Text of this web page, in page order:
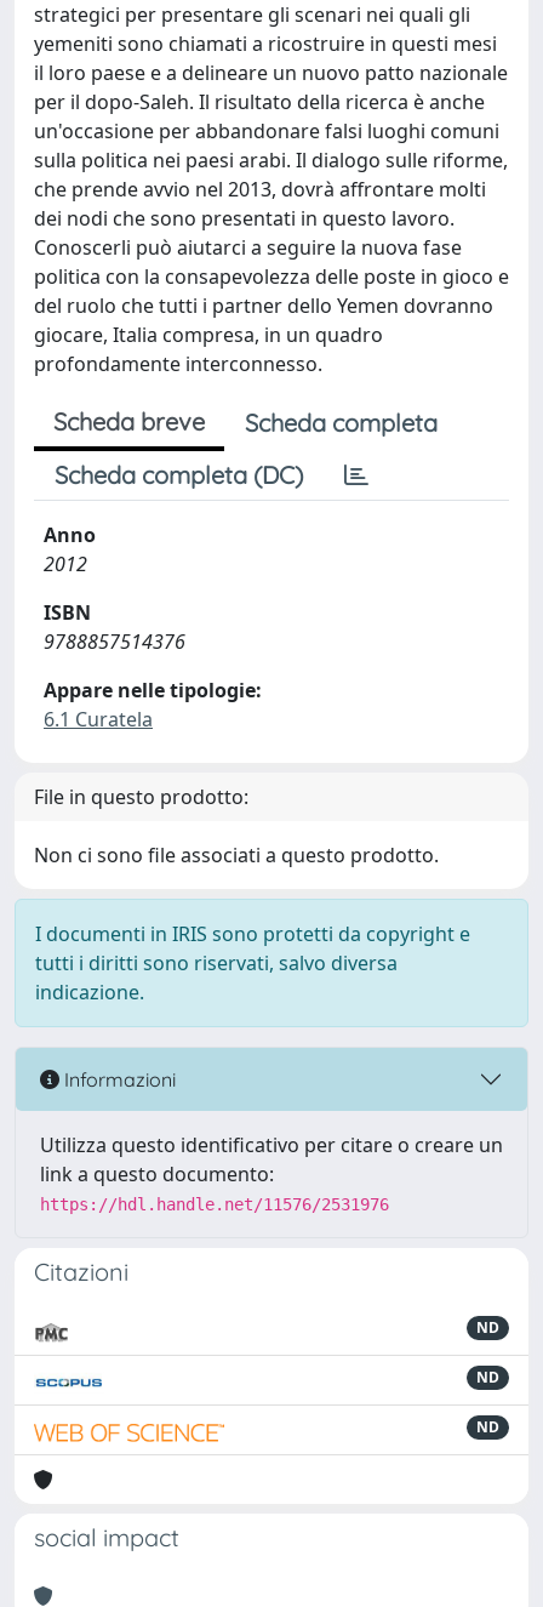
strategici per presentare gli scenari nei quali gli
yemeniti sono chiamati a ricostruire in questi mesi
il loro paese e a delineare un nuovo patto nazionale
per il dopo-Saleh. Il risultato della ricerca è anche
un'occasione per abbandonare falsi luoghi comuni
sulla politica nei paesi arabi. Il dialogo sulle riforme,
che prende avvio nel 2013, dovrà affrontare molti
dei nodi che sono presentati in questo lavoro.
Conoscerli può aiutarci a seguire la nuova fase
politica con la consapevolezza delle poste in gioco e
del ruolo che tutti i partner dello Yemen dovranno
giocare, Italia compresa, in un quadro
profondamente interconnesso.
Scheda breve
Scheda completa
Scheda completa (DC)
Anno
2012
ISBN
9788857514376
Appare nelle tipologie:
6.1 Curatela
File in questo prodotto:
Non ci sono file associati a questo prodotto.
I documenti in IRIS sono protetti da copyright e
tutti i diritti sono riservati, salvo diversa
indicazione.
Informazioni
Utilizza questo identificativo per citare o creare un
link a questo documento:
https://hdl.handle.net/11576/2531976
Citazioni
ND
ND
ND
social impact